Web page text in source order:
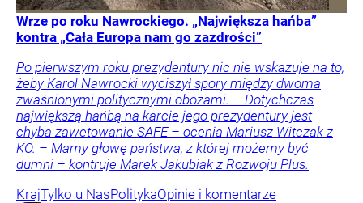
Wrze po roku Nawrockiego. „Największa hańba”
kontra „Cała Europa nam go zazdrości”
Po pierwszym roku prezydentury nic nie wskazuje na to,
żeby Karol Nawrocki wyciszył spory między dwoma
zwaśnionymi politycznymi obozami. – Dotychczas
największą hańbą na karcie jego prezydentury jest
chyba zawetowanie SAFE – ocenia Mariusz Witczak z
KO. – Mamy głowę państwa, z której możemy być
dumni – kontruje Marek Jakubiak z Rozwoju Plus.
KrajTylko u NasPolitykaOpinie i komentarze